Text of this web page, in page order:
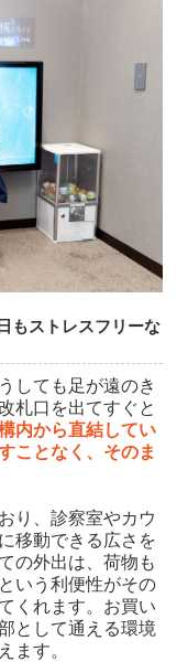
もストレスフリーな
しても足が遠のき
札口を出てすぐと
内から直結してい
ことなく、そのま
り、診察室やカウ
移動できる広さを
の外出は、荷物も
いう利便性がその
くれます。お買い
として通える環境
ます。